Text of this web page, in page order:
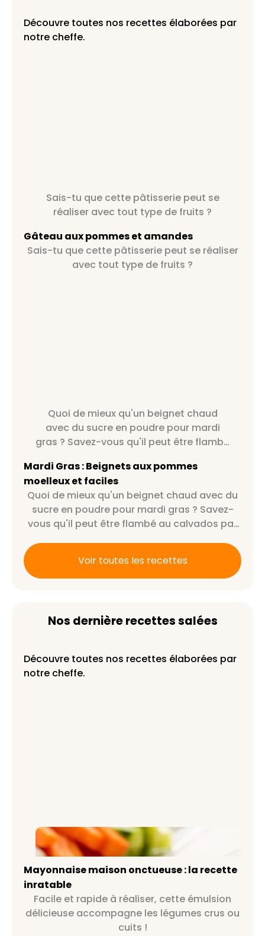
Découvre toutes nos recettes élaborées par
notre cheffe.
Sais-tu que cette pâtisserie peut se
réaliser avec tout type de fruits ?
Gâteau aux pommes et amandes
Sais-tu que cette pâtisserie peut se réaliser
avec tout type de fruits ?
Quoi de mieux qu'un beignet chaud
avec du sucre en poudre pour mardi
gras ? Savez-vous qu'il peut être flambé
Mardi Gras : Beignets aux pommes
moelleux et faciles
Quoi de mieux qu'un beignet chaud avec du
sucre en poudre pour mardi gras ? Savez-
vous qu'il peut être flambé au calvados par
Voir toutes les recettes
Nos dernière recettes salées
Découvre toutes nos recettes élaborées par
notre cheffe.
Mayonnaise maison onctueuse : la
recette inratable
Mayonnaise maison onctueuse : la recette
inratable
Facile et rapide à réaliser, cette émulsion
délicieuse accompagne les légumes crus ou
cuits !